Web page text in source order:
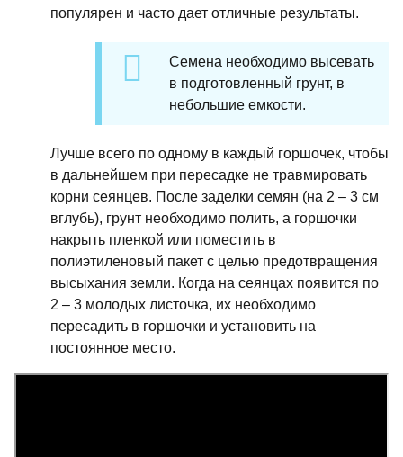
популярен и часто дает отличные результаты.
Семена необходимо высевать
в подготовленный грунт, в
небольшие емкости.
Лучше всего по одному в каждый горшочек, чтобы
в дальнейшем при пересадке не травмировать
корни сеянцев. После заделки семян (на 2 – 3 см
вглубь), грунт необходимо полить, а горшочки
накрыть пленкой или поместить в
полиэтиленовый пакет с целью предотвращения
высыхания земли. Когда на сеянцах появится по
2 – 3 молодых листочка, их необходимо
пересадить в горшочки и установить на
постоянное место.